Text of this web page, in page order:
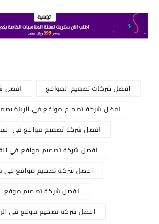
افضل شركات تصميم المواقع
افضل
افضل شركة تصميم مواقع في
افضل شركة تصميم مواقع في
افضل شركة تصميم مواقع في
افضل شركة تصميم مواقع في
افضل شركة تصميم موقع
افضل شركة تصميم موقع في